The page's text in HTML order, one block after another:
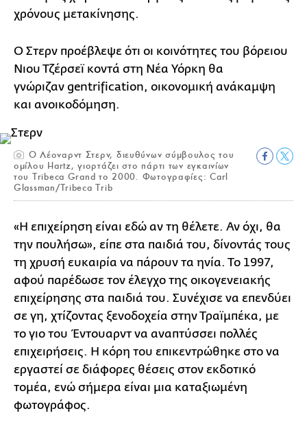
χρόνους μετακίνησης.
Ο Στερν προέβλεψε ότι οι κοινότητες του βόρειου
Νιου Τζέρσεϊ κοντά στη Νέα Υόρκη θα
γνώριζαν gentrification, οικονομική ανάκαμψη
και ανοικοδόμηση.
Ο Λέοναρντ Στερν, διευθύνων σύμβουλος του
ομίλου Hartz, γιορτάζει στο πάρτι των εγκαινίων
του Tribeca Grand το 2000. Φωτογραφίες: Carl
Glassman/Tribeca Trib
«Η επιχείρηση είναι εδώ αν τη θέλετε. Αν όχι, θα
την πουλήσω», είπε στα παιδιά του, δίνοντάς τους
τη χρυσή ευκαιρία να πάρουν τα ηνία. Το 1997,
αφού παρέδωσε τον έλεγχο της οικογενειακής
επιχείρησης στα παιδιά του. Συνέχισε να επενδύει
σε γη, χτίζοντας ξενοδοχεία στην Τραϊμπέκα, με
το γιο του Έντουαρντ να αναπτύσσει πολλές
επιχειρήσεις. Η κόρη του επικεντρώθηκε στο να
εργαστεί σε διάφορες θέσεις στον εκδοτικό
τομέα, ενώ σήμερα είναι μια καταξιωμένη
φωτογράφος.